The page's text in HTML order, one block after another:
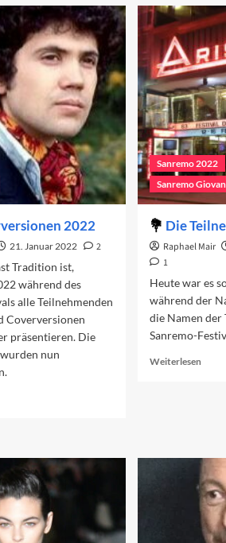
2022
21. Januar 2022
2
Tradition ist,
während des
alle Teilnehmenden
Coverversionen
präsentieren. Die
nun
Sanremo 2022
Sanremo
Die
Raphael Mair
1
Heute war es
während der
die Namen der
Sanremo-
WeiterlesenRead